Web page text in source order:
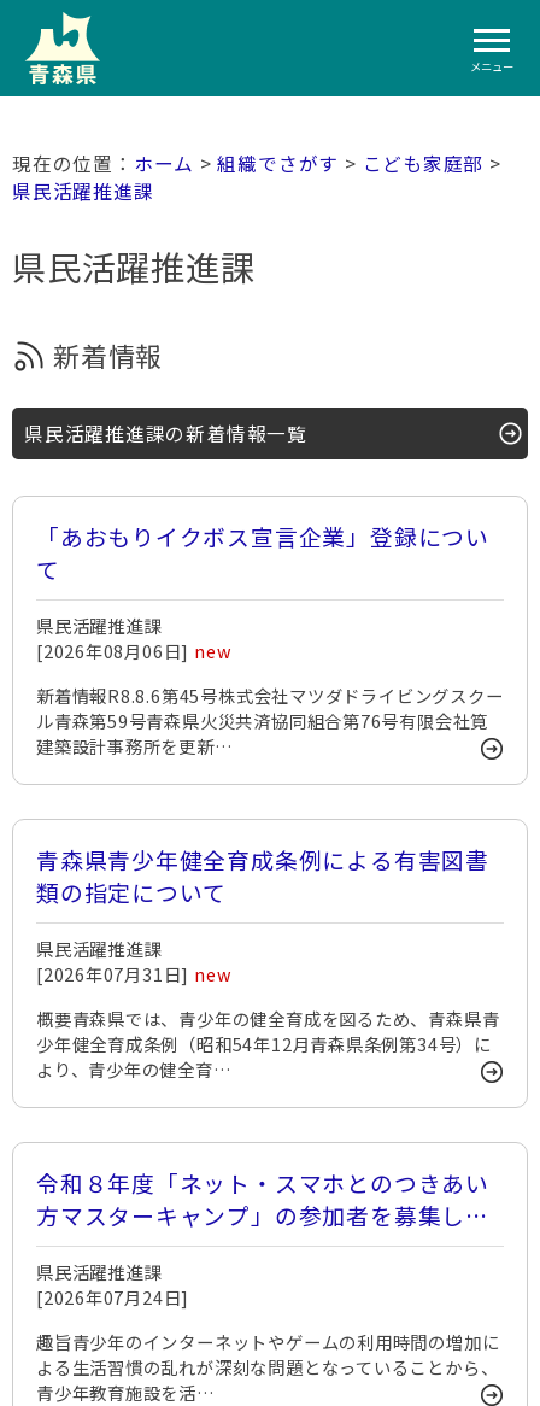
メニュー
ホーム >組織でさがす > こども家庭部 >
県民活躍推進課
県民活躍推進課
新着情報
県民活躍推進課の新着情報一覧
「あおもりイクボス宣言企業」登録につい
て
県民活躍推進課
[2026年08月06日] new
新着情報R8.8.6第45号株式会社マツダドライビングスクー
ル青森第59号青森県火災共済協同組合第76号有限会社筧
建築設計事務所を更新…
青森県青少年健全育成条例による有害図書
類の指定について
県民活躍推進課
[2026年07月31日] new
概要青森県では、青少年の健全育成を図るため、青森県青
少年健全育成条例（昭和54年12月青森県条例第34号）に
より、青少年の健全育…
令和８年度「ネット・スマホとのつきあい
方マスターキャンプ」の参加者を募集しま
す
県民活躍推進課
[2026年07月24日]
趣旨青少年のインターネットやゲームの利用時間の増加に
よる生活習慣の乱れが深刻な問題となっていることから、
青少年教育施設を活…